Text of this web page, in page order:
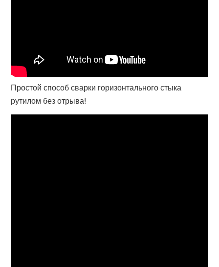
Простой способ сварки горизонтального стыка
рутилом без отрыва!